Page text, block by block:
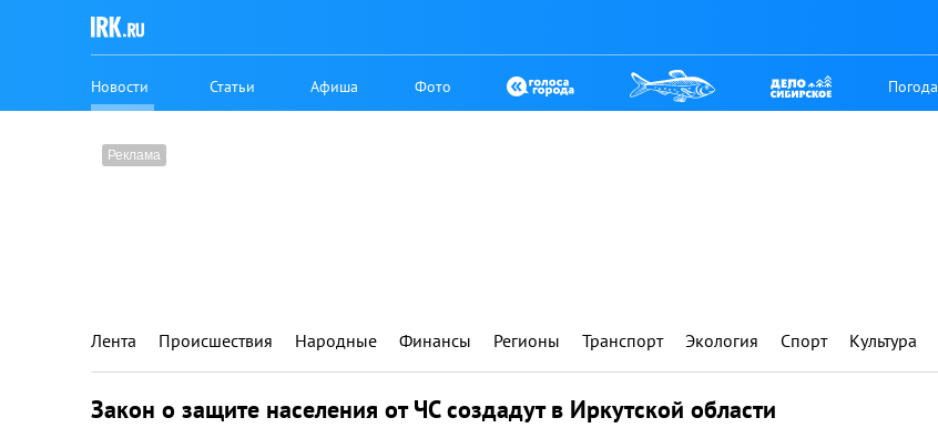
Новости Статьи Афиша Фото Погода
Лента Происшествия Народные Финансы Регионы Транспорт Экология Спорт Культура
Закон о защите населения от ЧС создадут в Иркутской области